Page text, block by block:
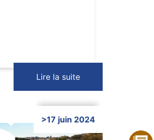
Lire la suite
>17 juin 2024